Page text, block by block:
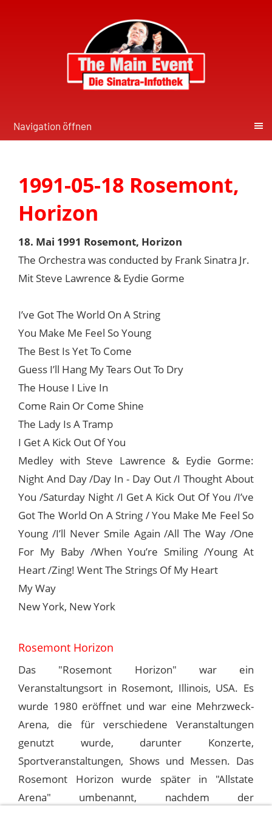
Navigation öffnen
1991-05-18 Rosemont,
Horizon
18. Mai 1991 Rosemont, Horizon
The Orchestra was conducted by Frank Sinatra Jr.
Mit Steve Lawrence & Eydie Gorme
I’ve Got The World On A String
You Make Me Feel So Young
The Best Is Yet To Come
Guess I’ll Hang My Tears Out To Dry
The House I Live In
Come Rain Or Come Shine
The Lady Is A Tramp
I Get A Kick Out Of You
Medley with Steve Lawrence & Eydie Gorme:
Night And Day /Day In - Day Out /I Thought About
You /Saturday Night /I Get A Kick Out Of You /I’ve
Got The World On A String / You Make Me Feel So
Young /I’ll Never Smile Again /All The Way /One
For My Baby /When You’re Smiling /Young At
Heart /Zing! Went The Strings Of My Heart
My Way
New York, New York
Rosemont Horizon
Das "Rosemont Horizon" war ein
Veranstaltungsort in Rosemont, Illinois, USA. Es
wurde 1980 eröffnet und war eine Mehrzweck-
Arena, die für verschiedene Veranstaltungen
genutzt wurde, darunter Konzerte,
Sportveranstaltungen, Shows und Messen. Das
Rosemont Horizon wurde später in "Allstate
Arena" umbenannt, nachdem der